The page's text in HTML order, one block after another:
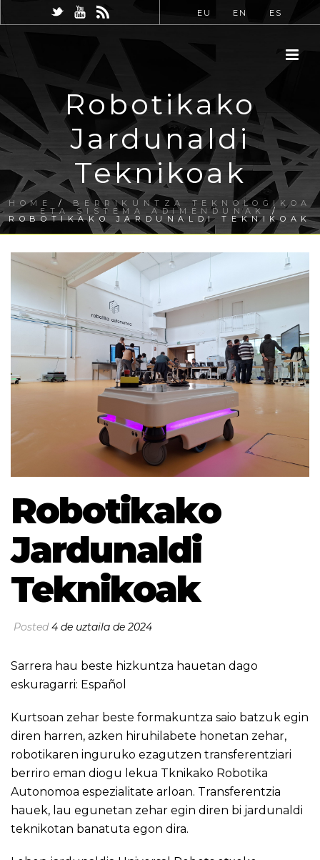
EU EN ES
Robotikako
Jardunaldi
Teknikoak
HOME /BERRIKUNTZA TEKNOLOGIKOA
ETA SISTEMA ADIMENDUNAK/
ROBOTIKAKO JARDUNALDI TEKNIKOAK
Robotikako
Jardunaldi
Teknikoak
Posted4 de uztaila de 2024
Sarrera hau beste hizkuntza hauetan dago
eskuragarri: Español
Kurtsoan zehar beste formakuntza saio batzuk egin
diren harren, azken hiruhilabete honetan zehar,
robotikaren inguruko ezagutzen transferentziari
berriro eman diogu lekua Tknikako Robotika
Autonomoa espezialitate arloan. Transferentzia
hauek, lau egunetan zehar egin diren bi jardunaldi
teknikotan banatuta egon dira.